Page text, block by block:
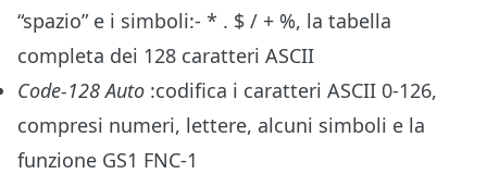
“spazio” e i simboli:- * . $ / + %, la tabella
completa dei 128 caratteri ASCII
Code-128 Auto :codifica i caratteri ASCII 0-126,
compresi numeri, lettere, alcuni simboli e la
funzione GS1 FNC-1